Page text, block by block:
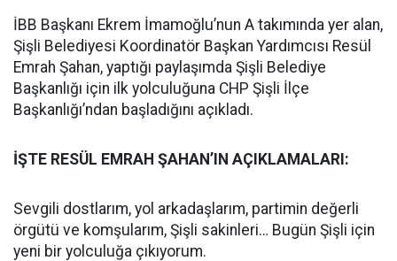
İBB Başkanı Ekrem İmamoğlu’nun A takımında yer alan,
Şişli Belediyesi Koordinatör Başkan Yardımcısı Resül
Emrah Şahan, yaptığı paylaşımda Şişli Belediye
Başkanlığı için ilk yolculuğuna CHP Şişli İlçe
Başkanlığı’ndan başladığını açıkladı.
İŞTE RESÜL EMRAH ŞAHAN’IN AÇIKLAMALARI:
Sevgili dostlarım, yol arkadaşlarım, partimin değerli
örgütü ve komşularım, Şişli sakinleri… Bugün Şişli için
yeni bir yolculuğa çıkıyorum.